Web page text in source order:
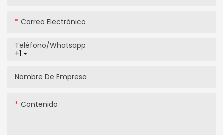
Correo Electrónico
+1
Teléfono/whatsapp
Nombre De Empresa
Contenido